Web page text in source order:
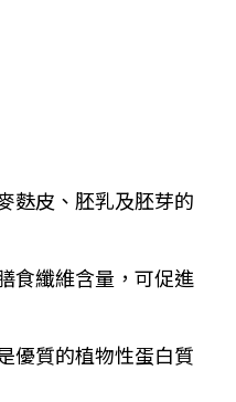
麩皮、胚乳及胚芽的
食纖維含量，可促進
優質的植物性蛋白質